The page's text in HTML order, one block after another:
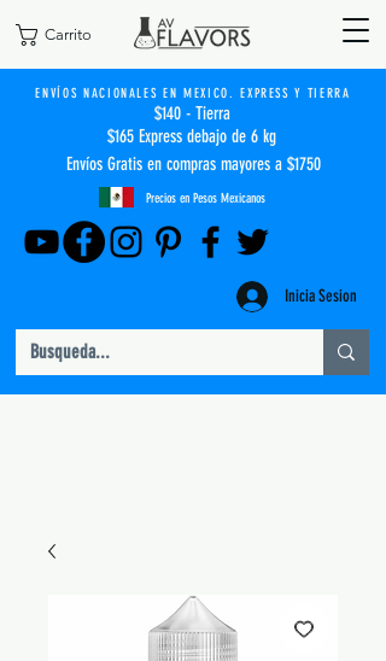
Carrito
ENVÍOS NACIONALES EN MEXICO. EXPRESS Y TIERRA
$140 - Tierra
$165 Express debajo de 6 kg
Envíos Gratis en compras mayores a $1750
Precios en Pesos Mexicanos
Inicia Sesion